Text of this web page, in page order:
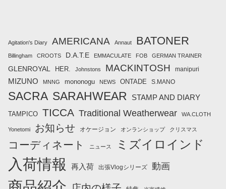
Agitation's Diary AMERICANA Annaut BATONER
Billingham CROOTS D.A.T.E EMMACULATE FOB GERMAN TRAINER
GLENROYAL HER. Johnstons MACKINTOSH manipuri
MIZUNO MNNG mononogu NEWS ONTADE S.MANO
SACRA SARAHWEAR STAMP AND DIARY
TAMPICO TICCA Traditional Weatherwear WA.CLOTH
Yonetomi お知らせ オケージョン オンランショップ クリスマス
コーディネート ニュース ミズイロインド
入荷情報 再入荷 出張Vlogシリーズ 動画